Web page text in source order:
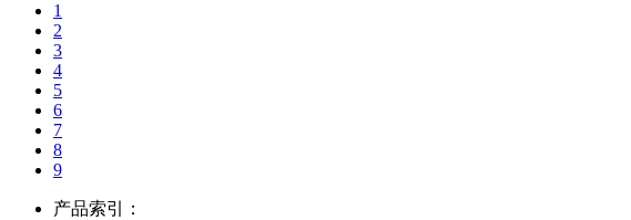
1
2
3
4
5
6
7
8
9
产品索引：